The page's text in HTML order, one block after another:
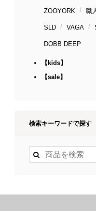
ZOOYORK 職
SLD VAGA
DOBB DEEP
【kids】
【sale】
検索キーワードで探す